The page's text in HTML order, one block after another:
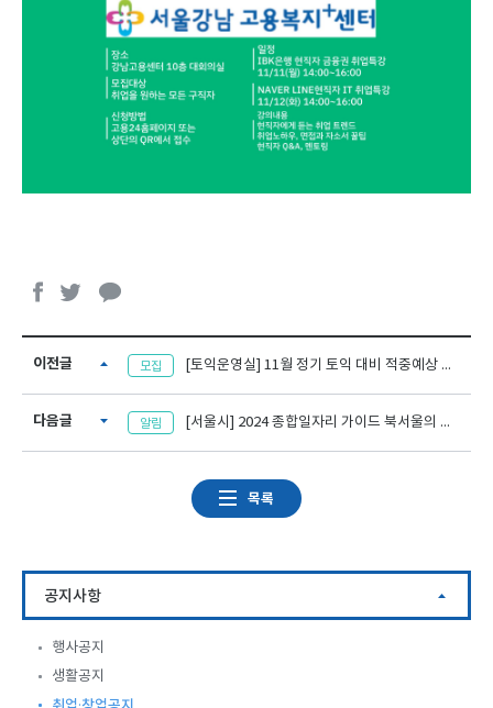
이전글 모집 [토익운영실] 11월 정기 토익 대비 적중예상 무료 특강
다음글 알림 [서울시] 2024 종합일자리 가이드 북서울의 모든 잡(Job) 배포 안내
목록
공지사항
행사공지
생활공지